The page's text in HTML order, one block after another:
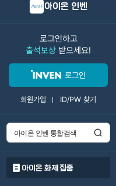
아이온 인벤
로그인하고
출석보상 받으세요!
로그인
회원가입 ID/PW 찾기
아이온 화제 집중